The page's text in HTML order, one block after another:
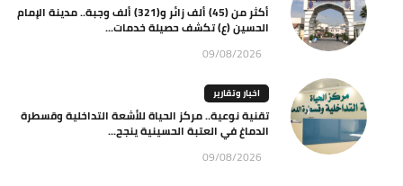
أكثر من (45) ألف زائر و(321) ألف وجبة.. مدينة الإمام
الحسين (ع) تكشف حصيلة خدمات...
09/08/2026
اخبار وتقارير
تقنية نوعية.. مركز الحياة للأشعة التداخلية وقسطرة
الدماغ في العتبة الحسينية ينجح...
09/08/2026